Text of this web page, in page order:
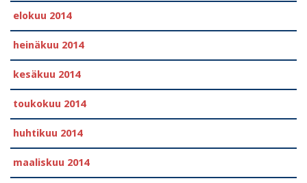
elokuu 2014
heinäkuu 2014
kesäkuu 2014
toukokuu 2014
huhtikuu 2014
maaliskuu 2014